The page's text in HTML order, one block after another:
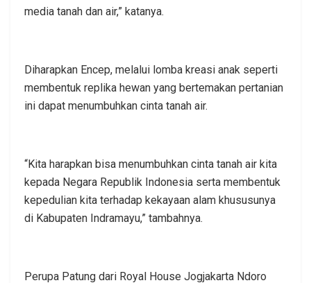
media tanah dan air,” katanya.
Diharapkan Encep, melalui lomba kreasi anak seperti
membentuk replika hewan yang bertemakan pertanian
ini dapat menumbuhkan cinta tanah air.
“Kita harapkan bisa menumbuhkan cinta tanah air kita
kepada Negara Republik Indonesia serta membentuk
kepedulian kita terhadap kekayaan alam khususunya
di Kabupaten Indramayu,” tambahnya.
Perupa Patung dari Royal House Jogjakarta Ndoro